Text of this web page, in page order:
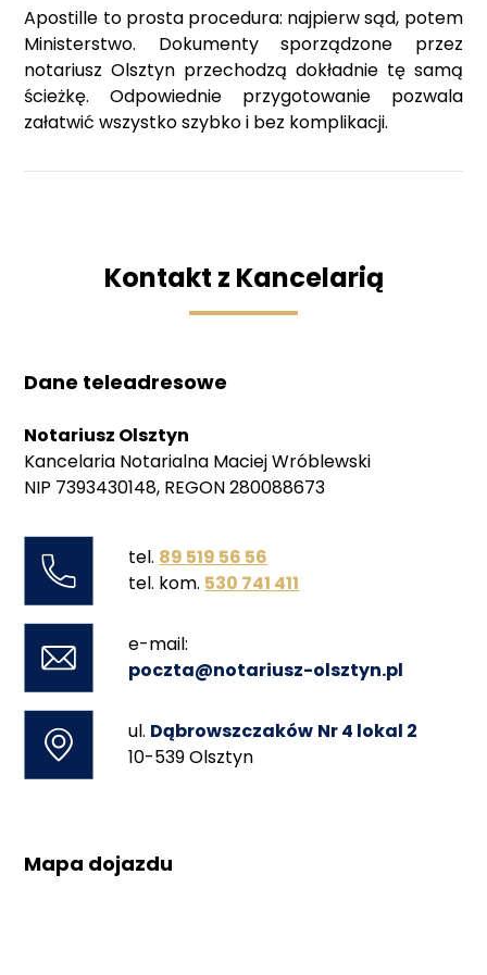
Apostille to prosta procedura: najpierw sąd, potem
Ministerstwo. Dokumenty sporządzone przez
notariusz Olsztyn przechodzą dokładnie tę samą
ścieżkę. Odpowiednie przygotowanie pozwala
załatwić wszystko szybko i bez komplikacji.
Kontakt z Kancelarią
Dane teleadresowe
Notariusz Olsztyn
Kancelaria Notarialna Maciej Wróblewski
NIP 7393430148, REGON 280088673
tel. 89 519 56 56
tel. kom. 530 741 411
e-mail:
poczta@notariusz-olsztyn.pl
ul. Dąbrowszczaków Nr 4 lokal 2
10-539 Olsztyn
Mapa dojazdu